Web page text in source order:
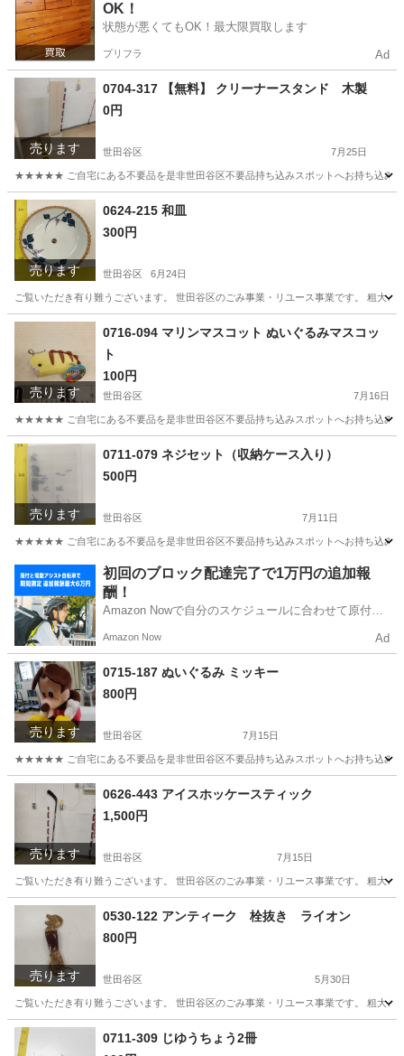
OK！
状態が悪くてもOK！最大限買取します
プリフラ Ad
売ります
0704-317 【無料】 クリーナースタンド 木製
0円
世田谷区 7月25日
★★★★★ ご自宅にある不要品を是非世田谷区不要品持ち込みスポットへお持ち込みし
東京 世田谷区 収納家具
売ります
0624-215 和皿
300円
世田谷区 6月24日
ご覧いただき有り難うございます。 世⽥⾕区のごみ事業・リユース事業です。 粗
東京 世田谷区 リユース
売ります
0716-094 マリンマスコット ぬいぐるみマスコッ
ト
100円
世田谷区 7月16日
★★★★★ ご自宅にある不要品を是非世田谷区不要品持ち込みスポットへお持ち込みし
東京 世田谷区 マスコット
売ります
0711-079 ネジセット（収納ケース入り）
500円
世田谷区 7月11日
★★★★★ ご自宅にある不要品を是非世田谷区不要品持ち込みスポットへお持ち込みし
その他 ネジ
初回のブロック配達完了で1万円の追加報
酬！
Amazon Nowで自分のスケジュールに合わせて原付や
う！
Amazon Now Ad
売ります
0715-187 ぬいぐるみ ミッキー
800円
世田谷区 7月15日
★★★★★ ご自宅にある不要品を是非世田谷区不要品持ち込みスポットへお持ち込みし
東京 世田谷区 ミッキー
売ります
0626-443 アイスホッケースティック
1,500円
世田谷区 7月15日
ご覧いただき有り難うございます。 世⽥⾕区のごみ事業・リユース事業です。 粗
東京 世田谷区
売ります
0530-122 アンティーク 栓抜き ライオン
800円
世田谷区 5月30日
ご覧いただき有り難うございます。 世⽥⾕区のごみ事業・リユース事業です。 粗
東京 世田谷区 インテリア雑貨/小物 リユース
0711-309 じゆうちょう2冊